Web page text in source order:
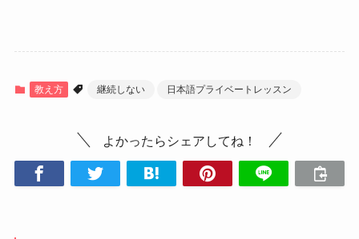
教え方 継続しない 日本語プライベートレッスン
よかったらシェアしてね！